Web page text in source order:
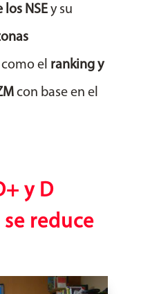
NSE y su
como el ranking y
con base en el
y D
reduce